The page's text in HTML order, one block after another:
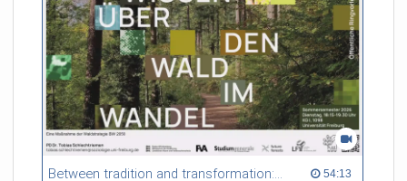
Between tradition and transformation: how owners, advisers and institutions co-create knowledge for resilient forests in Europe 54:13
54:13 duration